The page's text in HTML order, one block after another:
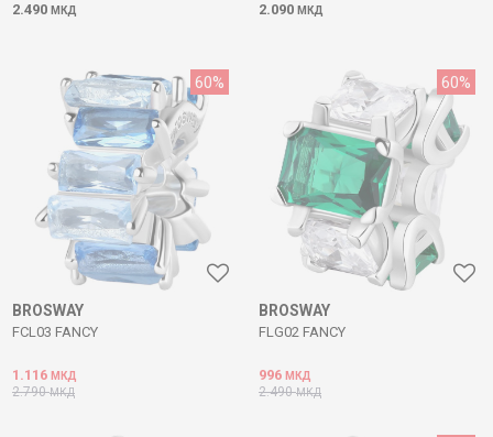
2.490 МКД 2.090 МКД
60%
BROSWAY
FCL03 FANCY
1.116 МКД
2.790МКД
60%
BROSWAY
FLG02 FANCY
996 МКД
2.490МКД